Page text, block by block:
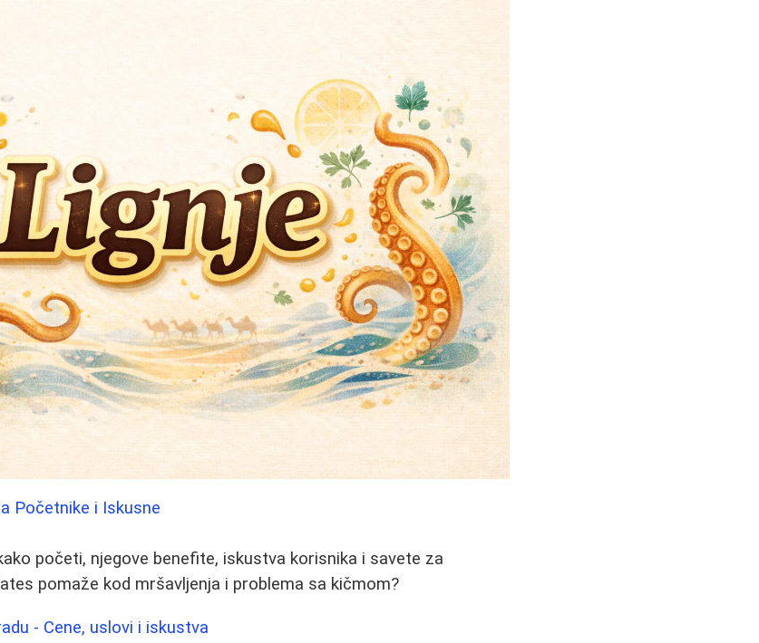
Početnike i Iskusne
početi, njegove benefite, iskustva korisnika i savete za
pomaže kod mršavljenja i problema sa kičmom?
- Cene, uslovi i iskustva